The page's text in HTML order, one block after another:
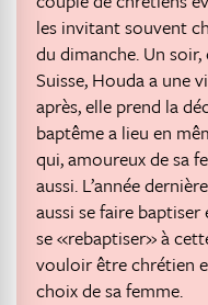
les invitant souvent
du dimanche. Un
Suisse, Houda a une
après, elle prend la
baptême a lieu en
qui, amoureux de sa
aussi. L’année
aussi se faire
se «rebaptiser» à
vouloir être chrétien
choix de sa femme.